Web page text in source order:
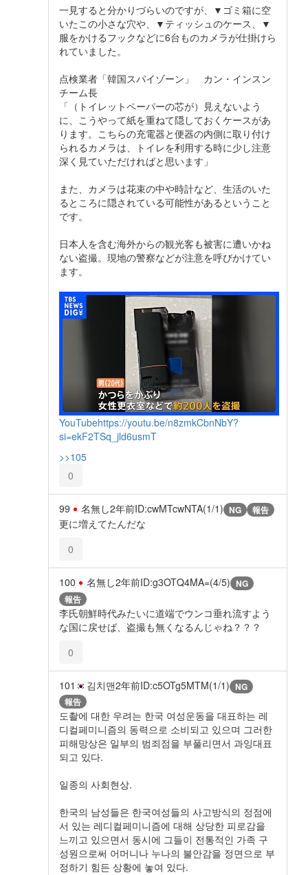
一見すると分かりづらいのですが、▼ゴミ箱に空
いたこの小さな穴や、▼ティッシュのケース、▼
服をかけるフックなどに6台ものカメラが仕掛けら
れていました。
点検業者「韓国スパイゾーン」 カン・インスン
チーム長
「（トイレットペーパーの芯が）見えないよう
に、こうやって紙を重ねて隠しておくケースがあ
ります。こちらの充電器と便器の内側に取り付け
られるカメラは、トイレを利用する時に少し注意
深く見ていただければと思います」
また、カメラは花束の中や時計など、生活のいた
るところに隠されている可能性があるということ
です。
日本人を含む海外からの観光客も被害に遭いかね
ない盗撮。現地の警察などが注意を呼びかけてい
ます。
YouTubehttps://youtu.be/n8zmkCbnNbY?
si=ekF2TSq_jld6usmT
>>105
0
99 名無し2年前ID:cwMTcwNTA(1/1) NG 報告
更に増えてたんだな
0
100 名無し2年前ID:g3OTQ4MA=(4/5) NG
報告
李氏朝鮮時代みたいに道端でウンコ垂れ流すよう
な国に戻せば、盗撮も無くなるんじゃね？？？
0
101 김치맨2年前ID:c5OTg5MTM(1/1) NG
報告
도촬에 대한 우려는 한국 여성운동을 대표하는 레
디컬페미니즘의 동력으로 소비되고 있으며 그러한
피해망상은 일부의 범죄점을 부풀리면서 과잉대표
되고 있다.
일종의 사회현상.
한국의 남성들은 한국여성들의 사고방식의 정점에
서 있는 레디컬페미니즘에 대해 상당한 피로감을
느끼고 있으면서 동시에 그들이 전통적인 가족 구
성원으로써 어머니나 누나의 불안감을 정면으로 부
정하기 힘든 상황에 놓여 있다.